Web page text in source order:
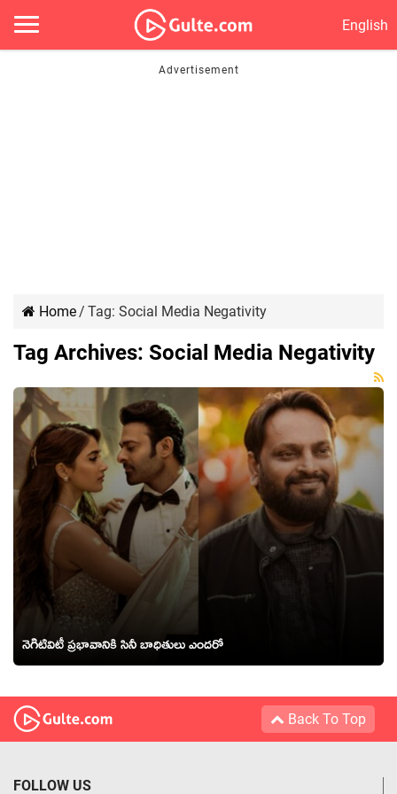
English
Home/ Tag: Social Media Negativity
Tag Archives: Social Media Negativity
నెగిటివిటీ ప్రభావానికి సినీ బాధితులు ఎందరో
Back To Top
FOLLOW US